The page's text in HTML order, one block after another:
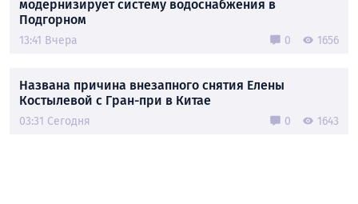
модернизирует систему водоснабжения в
Подгорном
13:41 Вчера 0 1656
Названа причина внезапного снятия Елены
Костылевой с Гран-при в Китае
03:31 Сегодня 0 1643